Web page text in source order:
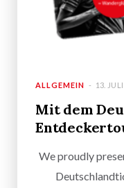
ALLGEMEIN 13.
Mit dem
We proudly